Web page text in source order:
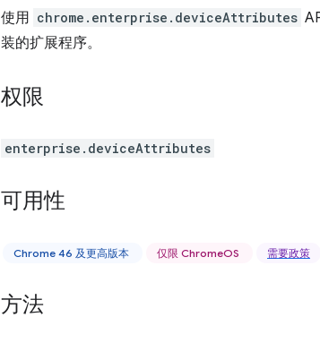
使用 chrome.enterprise.deviceAttributes
装的扩展程序。
权限
enterprise.deviceAttributes
可用性
Chrome 46 及更高版本 仅限 ChromeOS 需要政策
方法